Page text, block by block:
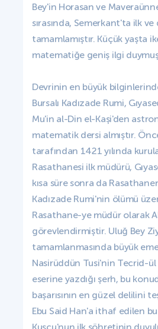
Bey'in Horasan ve
sırasında, Semerkant'ta ilk
tamamlamıştır. Küçük yaşta
matematiğe geniş ilgi
Devrinin en büyük
Bursalı Kadızade Rumi,
Mu'in al-Din el-Kaşi'den
matematik dersi almıştır.
tarafından 1421 yılında
Rasathanesi ilk müdürü,
kısa süre sonra da
Kadızade Rumi'nin ölümü
Rasathane-ye müdür olarak
görevlendirmiştir. Uluğ Bey
tamamlanmasında büyük
Nasirüddün Tusi'nin Tecrid-ül
eserine yazdığı şerh, bu
başarısının en güzel delilini
Ebu Said Han'a ithaf edilen
Kuşcu'nun ilk şöhretinin